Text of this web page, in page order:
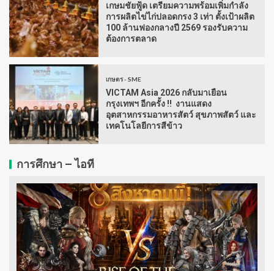
เกษมชัยฟู้ด เตรียมความพร้อมเพิ่มกำลัง
การผลิตไข่ไก่ปลอดกรง 3 เท่า ตั้งเป้าผลิต
100 ล้านฟองกลางปี 2569 รองรับความ
ต้องการตลาด
เกษตร - SME
VICTAM Asia 2026 กลับมาเยือน
กรุงเทพฯ อีกครั้ง !! งานแสดง
อุตสาหกรรมอาหารสัตว์ สุขภาพสัตว์ และ
เทคโนโลยีการสีข้าว
การศึกษา – ไอที